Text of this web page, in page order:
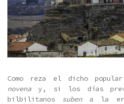
Como reza el dicho
novenay, si los días
bilbilitanos subena la